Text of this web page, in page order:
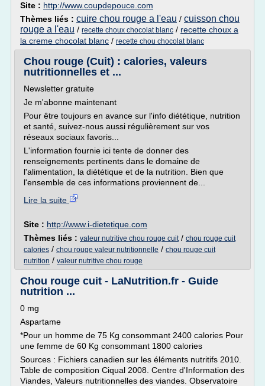
Site : http://www.coupdepouce.com
Thèmes liés : cuire chou rouge a l'eau / cuisson chou
rouge a l'eau / recette choux chocolat blanc / recette choux a
la creme chocolat blanc / recette chou chocolat blanc
Chou rouge (Cuit) : calories, valeurs
nutritionnelles et ...
Newsletter gratuite
Je m'abonne maintenant
Pour être toujours en avance sur l'info diététique, nutrition
et santé, suivez-nous aussi régulièrement sur vos
réseaux sociaux favoris...
L'information fournie ici tente de donner des
renseignements pertinents dans le domaine de
l'alimentation, la diététique et de la nutrition. Bien que
l'ensemble de ces informations proviennent de...
Lire la suite
Site : http://www.i-dietetique.com
Thèmes liés : valeur nutritive chou rouge cuit/ chou rouge cuit
calories / chou rouge valeur nutritionnelle / chou rouge cuit
nutrition / valeur nutritive chou rouge
Chou rouge cuit - LaNutrition.fr - Guide
nutrition ...
0 mg
Aspartame
*Pour un homme de 75 Kg consommant 2400 calories Pour
une femme de 60 Kg consommant 1800 calories
Sources : Fichiers canadien sur les éléments nutritifs 2010.
Table de composition Ciqual 2008. Centre d'Information des
Viandes, Valeurs nutritionnelles des viandes. Observatoire